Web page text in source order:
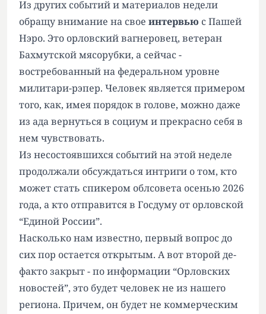
Из других событий и материалов недели
обращу внимание на свое интервью с Пашей
Нэро. Это орловский вагнеровец, ветеран
Бахмутской мясорубки, а сейчас -
востребованный на федеральном уровне
милитари-рэпер. Человек является примером
того, как, имея порядок в голове, можно даже
из ада вернуться в социум и прекрасно себя в
нем чувствовать.
Из несостоявшихся событий на этой неделе
продолжали обсуждаться интриги о том, кто
может стать спикером облсовета осенью 2026
года, а кто отправится в Госдуму от орловской
“Единой России”.
Насколько нам известно, первый вопрос до
сих пор остается открытым. А вот второй де-
факто закрыт - по информации “Орловских
новостей”, это будет человек не из нашего
региона. Причем, он будет не коммерческим